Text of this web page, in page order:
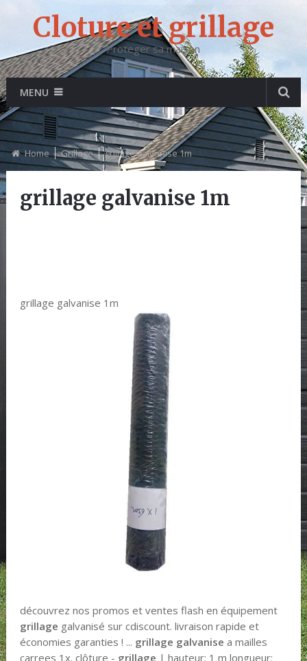
Cloture et grillage
Proteger sa maison
MENU
Home Grillage grillage galvanise 1m
grillage galvanise 1m
grillage galvanise 1m
découvrez nos promos et ventes flash en équipement
grillage galvanisé sur cdiscount. livraison rapide et
économies garanties ! ... grillage galvanise a mailles
carrees 1x. clôture - grillage | hauteur: 1 m longueur: